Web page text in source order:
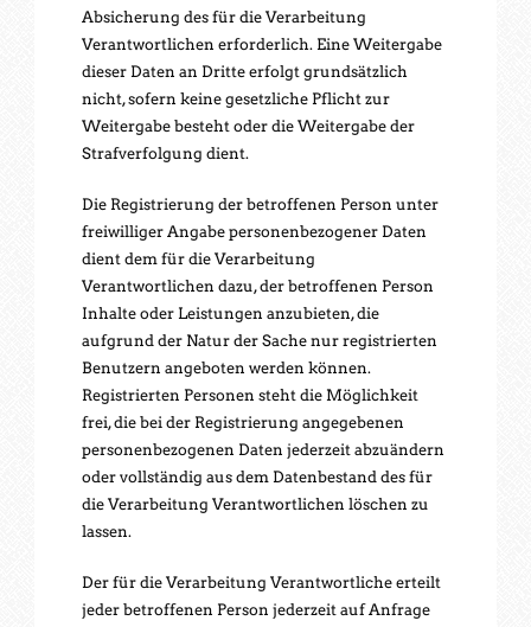
Absicherung des für die Verarbeitung
Verantwortlichen erforderlich. Eine Weitergabe
dieser Daten an Dritte erfolgt grundsätzlich
nicht, sofern keine gesetzliche Pflicht zur
Weitergabe besteht oder die Weitergabe der
Strafverfolgung dient.
Die Registrierung der betroffenen Person unter
freiwilliger Angabe personenbezogener Daten
dient dem für die Verarbeitung
Verantwortlichen dazu, der betroffenen Person
Inhalte oder Leistungen anzubieten, die
aufgrund der Natur der Sache nur registrierten
Benutzern angeboten werden können.
Registrierten Personen steht die Möglichkeit
frei, die bei der Registrierung angegebenen
personenbezogenen Daten jederzeit abzuändern
oder vollständig aus dem Datenbestand des für
die Verarbeitung Verantwortlichen löschen zu
lassen.
Der für die Verarbeitung Verantwortliche erteilt
jeder betroffenen Person jederzeit auf Anfrage